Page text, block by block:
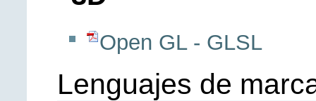
Open GL - GLSL
Lenguajes de